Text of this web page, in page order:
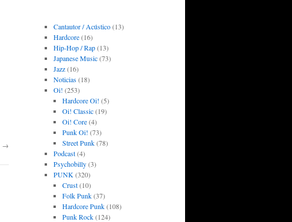
→
Cantautor / Acústico(13)
Hardcore(16)
Hip-Hop / Rap(13)
Japanese Music(73)
Jazz(16)
Noticias(18)
Oi! (253)
Hardcore Oi! (5)
Oi! Classic(19)
Oi! Core(4)
Punk Oi! (73)
Street Punk(78)
Podcast(4)
Psychobilly(3)
PUNK (320)
Crust(10)
Folk Punk(37)
Hardcore Punk(108)
Punk Rock(124)